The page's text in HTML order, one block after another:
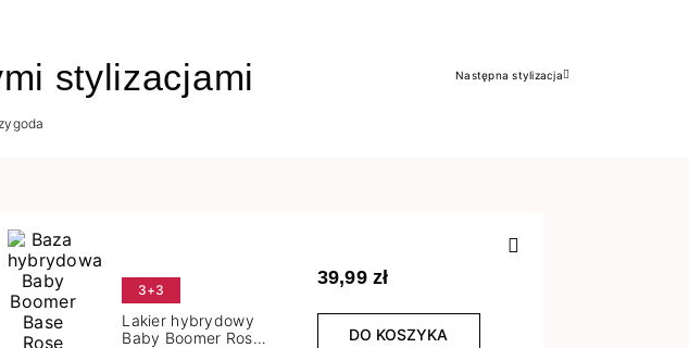
stylizacjami Następny
Następna stylizacja
3+3
Lakier hybrydowy
Baby Boomer Rose
39,99 zł
DO KOSZYKA